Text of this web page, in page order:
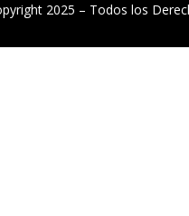
2025 – Todos los